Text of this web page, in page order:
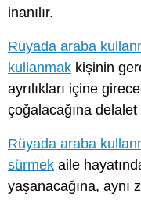
inanılır.
Rüyada araba
kullanmak kişinin
ayrılıkları içine
çoğalacağına
Rüyada araba
sürmek aile
yaşanacağına, aynı